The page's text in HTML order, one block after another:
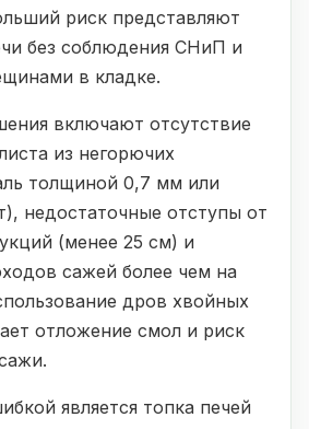
риск представляют
без соблюдения СНиП и
в кладке.
включают отсутствие
из негорючих
толщиной 0,7 мм или
недостаточные отступы от
(менее 25 см) и
сажей более чем на
дров хвойных
отложение смол и риск
является топка печей